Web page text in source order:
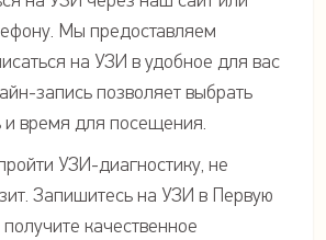
Мы предоставляем
на УЗИ в удобное для вас
запись позволяет выбрать
и время для посещения.
УЗИ-диагностику, не
Запишитесь на УЗИ в Первую
качественное